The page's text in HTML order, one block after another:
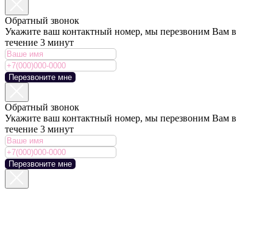
Обратный звонок
Укажите ваш контактный номер, мы перезвоним Вам в
течение 3 минут
Перезвоните мне
Обратный звонок
Укажите ваш контактный номер, мы перезвоним Вам в
течение 3 минут
Перезвоните мне